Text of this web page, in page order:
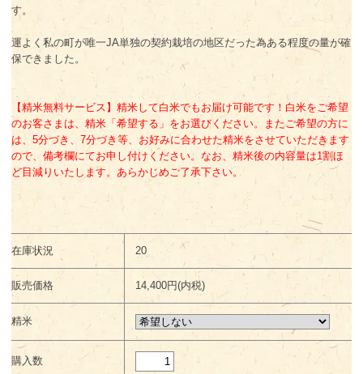
す。
運よく私の町が唯一JA単独の契約栽培の地区だった為ある程度の量が確
保できました。
【精米無料サービス】精米して白米でもお届け可能です！白米をご希望
のお客さまは、精米「希望する」をお選びください。またご希望の方に
は、5分づき、7分づき等、お好みに合わせた精米をさせていただきます
ので、備考欄にてお申し付けください。なお、精米後の内容量は1割ほ
ど目減りいたします。あらかじめご了承下さい。
在庫状況 20
販売価格 14,400円(内税)
精米
購入数